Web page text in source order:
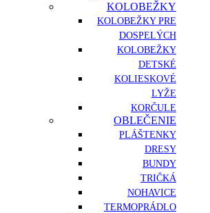
KOLOBEŽKY
KOLOBEŽKY PRE
DOSPELÝCH
KOLOBEŽKY
DETSKÉ
KOLIESKOVÉ
LYŽE
KORČULE
OBLEČENIE
PLÁŠTENKY
DRESY
BUNDY
TRIČKÁ
NOHAVICE
TERMOPRÁDLO